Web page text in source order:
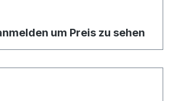
um Preis zu sehen